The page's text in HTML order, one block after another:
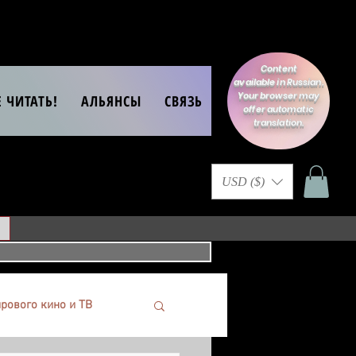
ЧИТАТЬ! АЛЬЯНСЫ СВЯЗЬ
Content
available in Russian.
Your browser may
offer automatic
translation.
USD ($)
кино и ТВ